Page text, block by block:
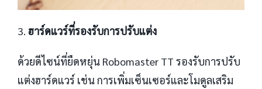
3. ฮาร์ดแวร์ที่รองรับการปรับแต่ง
ด้วยดีไซน์ที่ยืดหยุ่น Robomaster TT รองรับการปรับ
แต่งฮาร์ดแวร์ เช่น การเพิ่มเซ็นเซอร์และโมดูลเสริม